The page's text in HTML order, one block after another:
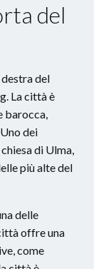
del
del
La città è
barocca,
dei
di Ulma,
più alte del
delle
offre una
come